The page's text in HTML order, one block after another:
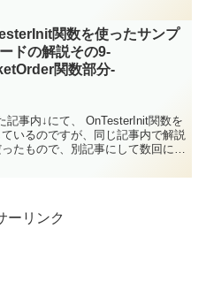
関数を使ったサンプ
ドの解説その9-
関数部分-
記事内↓にて、 OnTesterInit関数を
いるのですが、同じ記事内で解説
たもので、別記事にして数回に分
ーリンク